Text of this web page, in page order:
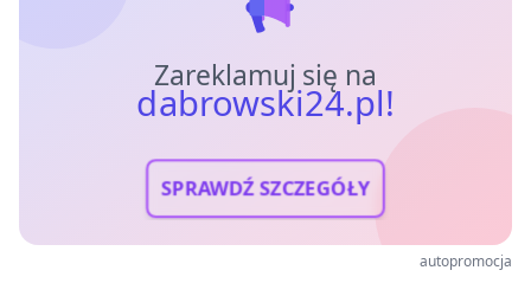
Zareklamuj się na
dabrowski24.pl!
SPRAWDŹ SZCZEGÓŁY
autopromocja